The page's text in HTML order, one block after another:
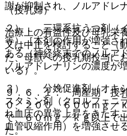
（授乳婦）
治療上の有益性及び母乳栄
又は中止を検討すること（
た、母獣への授乳期投与に
いる）。
９．６．１． 周産期・授
０、２００、６００ｍｇ／
で、６０ｍｇ／ｋｇ以上で
た。
謝が抑制され、ノルアドレ
２）． 三環系抗うつ剤（
等）［本剤の作用が増強さ
ある（神経終末でのノルア
ノルアドレナリンの濃度が
３）． 分娩促進剤（オキ
スタミン剤（クロルフェニ
れ血圧の異常上昇をきたす
血管収縮作用）を増強させ